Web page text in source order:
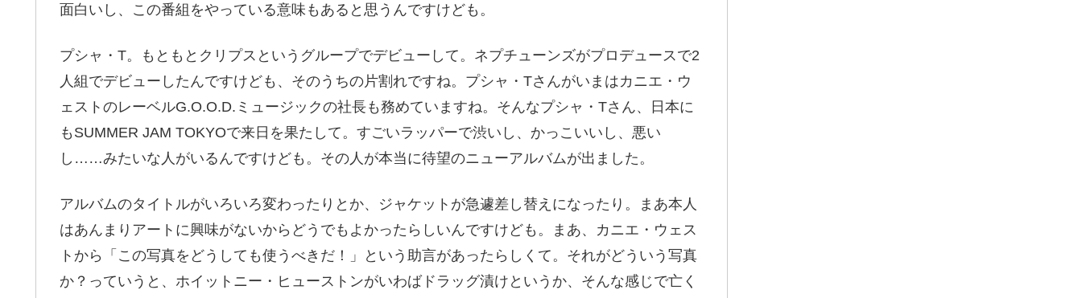
面白いし、この番組をやっている意味もあると思うんですけども。
プシャ・T。もともとクリプスというグループでデビューして。ネプチューンズがプロデュースで2
人組でデビューしたんですけども、そのうちの片割れですね。プシャ・Tさんがいまはカニエ・ウ
ェストのレーベルG.O.O.D.ミュージックの社長も務めていますね。そんなプシャ・Tさん、日本に
もSUMMER JAM TOKYOで来日を果たして。すごいラッパーで渋いし、かっこいいし、悪い
し……みたいな人がいるんですけども。その人が本当に待望のニューアルバムが出ました。
アルバムのタイトルがいろいろ変わったりとか、ジャケットが急遽差し替えになったり。まあ本人
はあんまりアートに興味がないからどうでもよかったらしいんですけども。まあ、カニエ・ウェス
トから「この写真をどうしても使うべきだ！」という助言があったらしくて。それがどういう写真
か？っていうと、ホイットニー・ヒューストンがいわばドラッグ漬けというか、そんな感じで亡く